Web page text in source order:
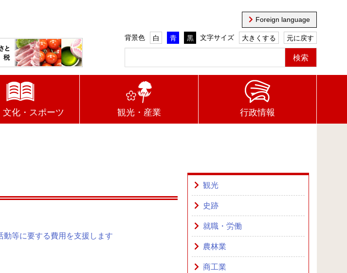
Foreign language
背景色 白 青 黒 文字サイズ 大きくする 元に戻す
文化・スポーツ 観光・産業 行政情報
等に要する費用を支援します
観光
史跡
就職・労働
農林業
商工業